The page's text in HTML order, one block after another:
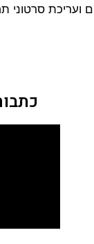
ועריכת סרטוני